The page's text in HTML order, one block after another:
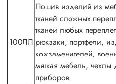
100ЛЛ
Пошив изделий из
тканей сложных
тканей любых
рюкзаки, портфели,
кожзаменителей,
мягкая мебель, чехлы
приборов.